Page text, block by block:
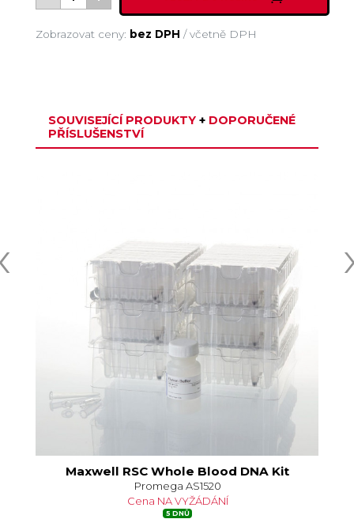
Zobrazovat ceny: bez DPH /včetně DPH
SOUVISEJÍCÍ PRODUKTY +DOPORUČENÉ
PŘÍSLUŠENSTVÍ
Maxwell RSC Whole Blood DNA Kit
Promega AS1520
Cena NA VYŽÁDÁNÍ
5 DNŮ